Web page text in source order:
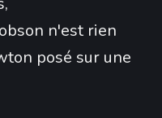
n'est rien
posé sur une